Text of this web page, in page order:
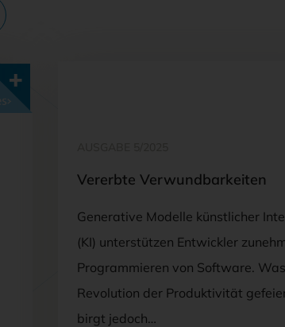
Vererbte Verwundbarkeiten
Generative Modelle künstlicher
(KI) unterstützen Entwickler
Programmieren von Software.
Revolution der Produktivität
birgt jedoch…